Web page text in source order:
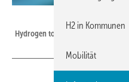
Hydrogen to be transported to
H2 in Kommunen
Mobilität